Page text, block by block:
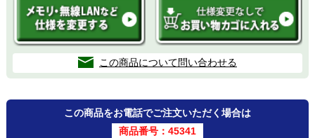
この商品について問い合わせる
この商品をお電話でご注文いただく場合は
商品番号：45341